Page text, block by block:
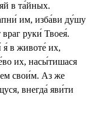
в та́йных.
им, изба́ви ду́шу
руки́ Твоея́.
я́ в животе́ их,
их, насы́тишася
свои́м. Аз же
внегда́ яви́ти